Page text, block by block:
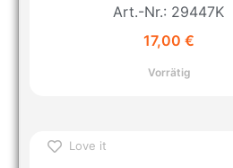
Art.-Nr.: 29447K
17,00 €
Vorrätig
Love it